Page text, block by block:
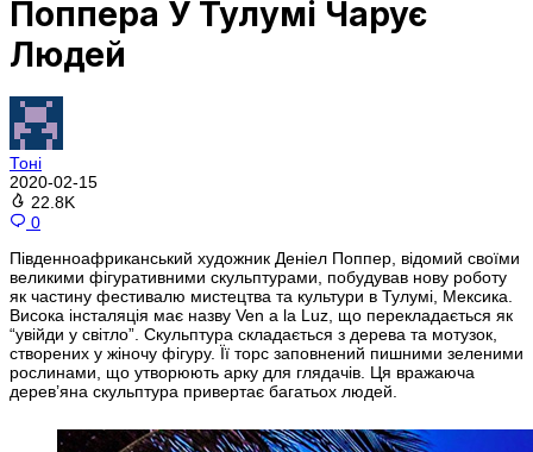
Поппера У Тулумі Чарує
Людей
Тоні
2020-02-15
22.8K
0
Південноафриканський художник Деніел Поппер, відомий своїми
великими фігуративними скульптурами, побудував нову роботу
як частину фестивалю мистецтва та культури в Тулумі, Мексика.
Висока інсталяція має назву Ven a la Luz, що перекладається як
“увійди у світло”. Скульптура складається з дерева та мотузок,
створених у жіночу фігуру. Її торс заповнений пишними зеленими
рослинами, що утворюють арку для глядачів. Ця вражаюча
дерев’яна скульптура привертає багатьох людей.